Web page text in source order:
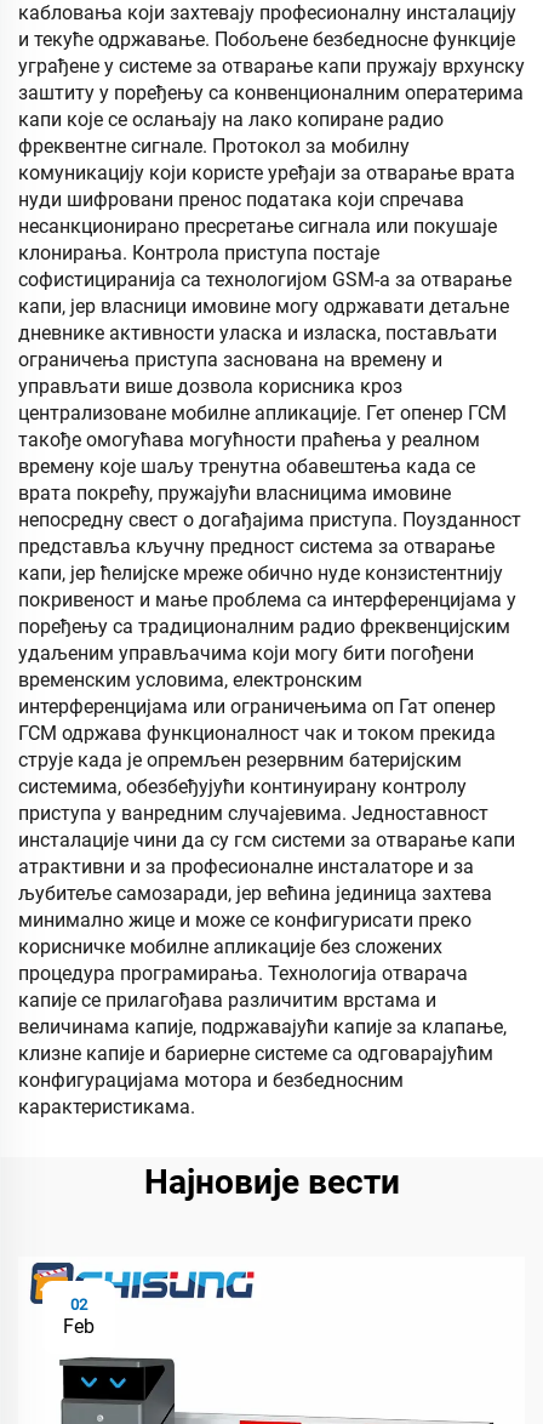
кабловања који захтевају професионалну инсталацију
и текуће одржавање. Побољене безбедносне функције
уграђене у системе за отварање капи пружају врхунску
заштиту у поређењу са конвенционалним оператерима
капи које се ослањају на лако копиране радио
фреквентне сигнале. Протокол за мобилну
комуникацију који користе уређаји за отварање врата
нуди шифровани пренос података који спречава
несанкционирано пресретање сигнала или покушаје
клонирања. Контрола приступа постаје
софистициранија са технологијом GSM-а за отварање
капи, јер власници имовине могу одржавати детаљне
дневнике активности уласка и изласка, постављати
ограничења приступа заснована на времену и
управљати више дозвола корисника кроз
централизоване мобилне апликације. Гет опенер ГСМ
такође омогућава могућности праћења у реалном
времену које шаљу тренутна обавештења када се
врата покрећу, пружајући власницима имовине
непосредну свест о догађајима приступа. Поузданност
представља кључну предност система за отварање
капи, јер ћелијске мреже обично нуде конзистентнију
покривеност и мање проблема са интерференцијама у
поређењу са традиционалним радио фреквенцијским
удаљеним управљачима који могу бити погођени
временским условима, електронским
интерференцијама или ограничењима оп Гат опенер
ГСМ одржава функционалност чак и током прекида
струје када је опремљен резервним батеријским
системима, обезбеђујући континуирану контролу
приступа у ванредним случајевима. Једноставност
инсталације чини да су гсм системи за отварање капи
атрактивни и за професионалне инсталаторе и за
љубитеље самозаради, јер већина јединица захтева
минимално жице и може се конфигурисати преко
корисничке мобилне апликације без сложених
процедура програмирања. Технологија отварача
капије се прилагођава различитим врстама и
величинама капије, подржавајући капије за клапање,
клизне капије и бариерне системе са одговарајућим
конфигурацијама мотора и безбедносним
карактеристикама.
Најновије вести
02
Feb